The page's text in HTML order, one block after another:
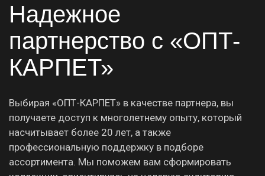
Надежное
партнерство с «ОПТ-
КАРПЕТ»
Выбирая «ОПТ-КАРПЕТ» в качестве партнера, вы
получаете доступ к многолетнему опыту, который
насчитывает более 20 лет, а также
профессиональную поддержку в подборе
ассортимента. Мы поможем вам сформировать